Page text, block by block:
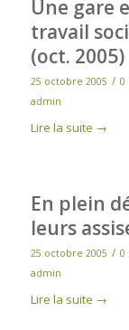
Une gare
travail
(oct. 2005)
25 octobre 2005 / 0
admin
Lire la suite →
En plein
leurs
25 octobre 2005 / 0
admin
Lire la suite →